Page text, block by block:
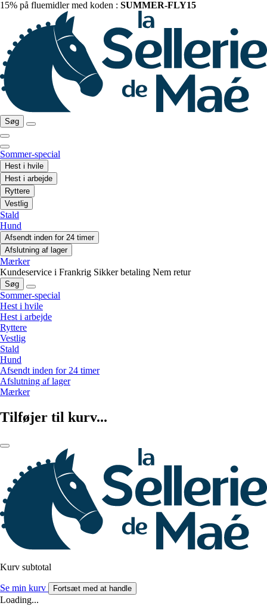
15% på fluemidler med koden : SUMMER-FLY15
Søg
Sommer-special
Hest i hvile
Hest i arbejde
Ryttere
Vestlig
Stald
Hund
Afsendt inden for 24 timer
Afslutning af lager
Mærker
Kundeservice i Frankrig Sikker betaling Nem retur
Søg
Sommer-special
Hest i hvile
Hest i arbejde
Ryttere
Vestlig
Stald
Hund
Afsendt inden for 24 timer
Afslutning af lager
Mærker
Tilføjer til kurv...
Kurv subtotal
Se min kurv Fortsæt med at handle
Loading...